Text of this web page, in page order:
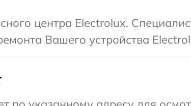
центра Electrolux.
Вашего устройства